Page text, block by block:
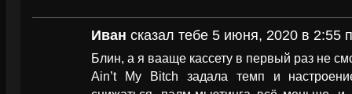
Иван сказал тебе 5 июня, 2020 в 2:55
Блин, а я вааще кассету в первый раз не
Ain’t My Bitch задала темп и